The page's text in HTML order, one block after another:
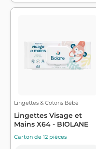
Lingettes & Cotons Bébé
Lingettes Visage et
Mains X64 - BIOLANE
Carton de 12 pièces